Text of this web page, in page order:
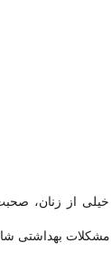
خیلی از زنان،
مشکلات بهداشتی‌